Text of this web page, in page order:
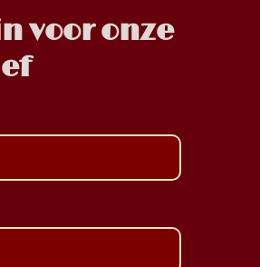
voor onze